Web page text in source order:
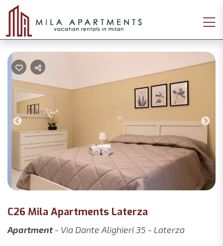
Previous
C26 Mila Apartments Laterza
Apartment- Via Dante Alighieri 35 - Laterza